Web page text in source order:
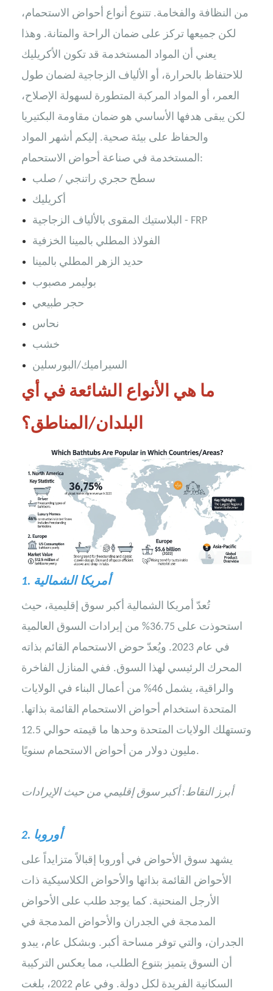
من النظافة والفخامة. تتنوع أنواع أحواض الاستحمام،
لكن جميعها تركز على ضمان الراحة والمتانة. وهذا
يعني أن المواد المستخدمة قد تكون الأكريليك
للاحتفاظ بالحرارة، أو الألياف الزجاجية لضمان طول
العمر، أو المواد المركبة المتطورة لسهولة الإصلاح،
لكن يبقى هدفها الأساسي هو ضمان مقاومة البكتيريا
والحفاظ على بيئة صحية. إليكم أشهر المواد
المستخدمة في صناعة أحواض الاستحمام:
سطح حجري راتنجي / صلب
أكريليك
البلاستيك المقوى بالألياف الزجاجية - FRP
الفولاذ المطلي بالمينا الخزفية
حديد الزهر المطلي بالمينا
بوليمر مصبوب
حجر طبيعي
نحاس
خشب
السيراميك/البورسلين
ما هي الأنواع الشائعة في أي
البلدان/المناطق؟
1. أمريكا الشمالية
تُعدّ أمريكا الشمالية أكبر سوق إقليمية، حيث
استحوذت على 36.75% من إيرادات السوق العالمية
في عام 2023. ويُعدّ حوض الاستحمام القائم بذاته
المحرك الرئيسي لهذا السوق. ففي المنازل الفاخرة
والراقية، يشمل 46% من أعمال البناء في الولايات
المتحدة استخدام أحواض الاستحمام القائمة بذاتها.
وتستهلك الولايات المتحدة وحدها ما قيمته حوالي 12.5
مليون دولار من أحواض الاستحمام سنويًا.
أبرز النقاط: أكبر سوق إقليمي من حيث الإيرادات
2. أوروبا
يشهد سوق الأحواض في أوروبا إقبالاً متزايداً على
الأحواض القائمة بذاتها والأحواض الكلاسيكية ذات
الأرجل المنحنية. كما يوجد طلب على الأحواض
المدمجة في الجدران والأحواض المدمجة في
الجدران، والتي توفر مساحة أكبر. وبشكل عام، يبدو
أن السوق يتميز بتنوع الطلب، مما يعكس التركيبة
السكانية الفريدة لكل دولة. وفي عام 2022، بلغت